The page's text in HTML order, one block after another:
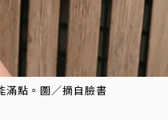
滿點。圖／摘自臉書